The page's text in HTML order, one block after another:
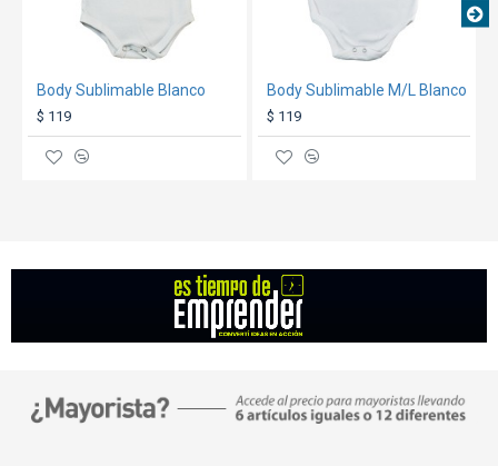
Body Sublimable Blanco
$ 119
Body Sublimable M/L Blanco
$ 119